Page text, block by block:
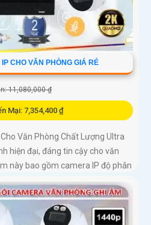
CHO VĂN PHÒNG GIÁ RẺ
11,080,000 ₫
Mại: 7,354,400 ₫
Văn Phòng Chất Lượng Ultra
hiện đại, đáng tin cậy cho văn
này bao gồm camera IP độ phân
sắc nét và chi tiết